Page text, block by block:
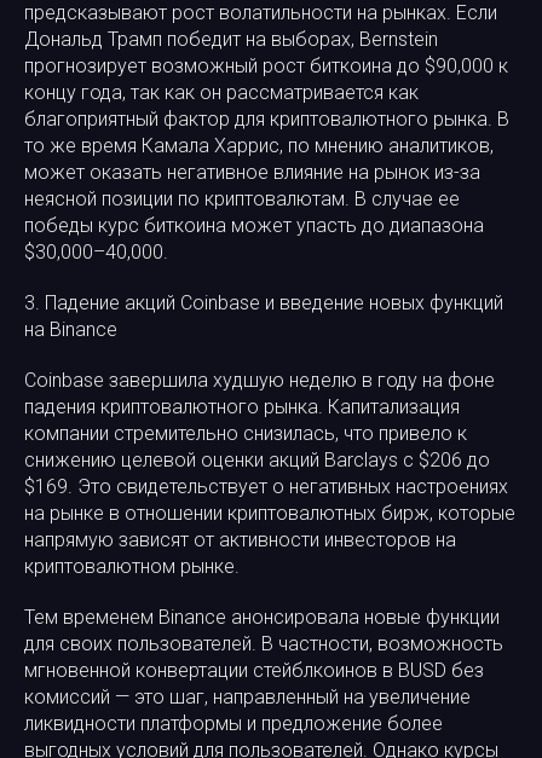
предсказывают рост волатильности на рынках. Если
Дональд Трамп победит на выборах, Bernstein
прогнозирует возможный рост биткоина до $90,000 к
концу года, так как он рассматривается как
благоприятный фактор для криптовалютного рынка. В
то же время Камала Харрис, по мнению аналитиков,
может оказать негативное влияние на рынок из-за
неясной позиции по криптовалютам. В случае ее
победы курс биткоина может упасть до диапазона
$30,000–40,000.
3. Падение акций Coinbase и введение новых функций
на Binance
Coinbase завершила худшую неделю в году на фоне
падения криптовалютного рынка. Капитализация
компании стремительно снизилась, что привело к
снижению целевой оценки акций Barclays с $206 до
$169. Это свидетельствует о негативных настроениях
на рынке в отношении криптовалютных бирж, которые
напрямую зависят от активности инвесторов на
криптовалютном рынке.
Тем временем Binance анонсировала новые функции
для своих пользователей. В частности, возможность
мгновенной конвертации стейблкоинов в BUSD без
комиссий — это шаг, направленный на увеличение
ликвидности платформы и предложение более
выгодных условий для пользователей. Однако курсы